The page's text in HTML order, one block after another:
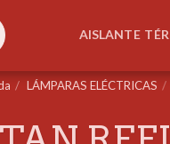
AISLANTE
LÁMPARAS ELÉCTRICAS